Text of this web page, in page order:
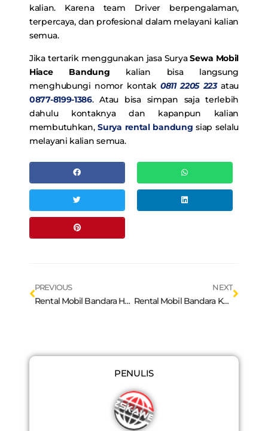
kalian. Karena team Driver berpengalaman,
terpercaya, dan profesional dalam melayani kalian
semua.
Jika tertarik menggunakan jasa SuryaSewa Mobil
Hiace Bandung kalian bisa langsung
menghubungi nomor kontak 0811 2205 223atau
0877-8199-1386. Atau bisa simpan saja terlebih
dahulu kontaknya dan kapanpun kalian
membutuhkan,Surya rental bandung siap selalu
melayani kalian semua.
Prev
PREVIOUS
Rental Mobil Bandara Husain Sastranegara – Akses Mudah ke Destinasi Wisata Bandung
NEXT
Rental Mobil Bandara Kertajati Majalengka : Solusi Transportasi Terbaik dari Surya Rental Mobil Bandung
Next
PENULIS